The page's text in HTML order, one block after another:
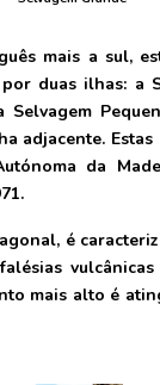
mais a sul,
duas ilhas: a
adjacente.
da
é
mais alto é